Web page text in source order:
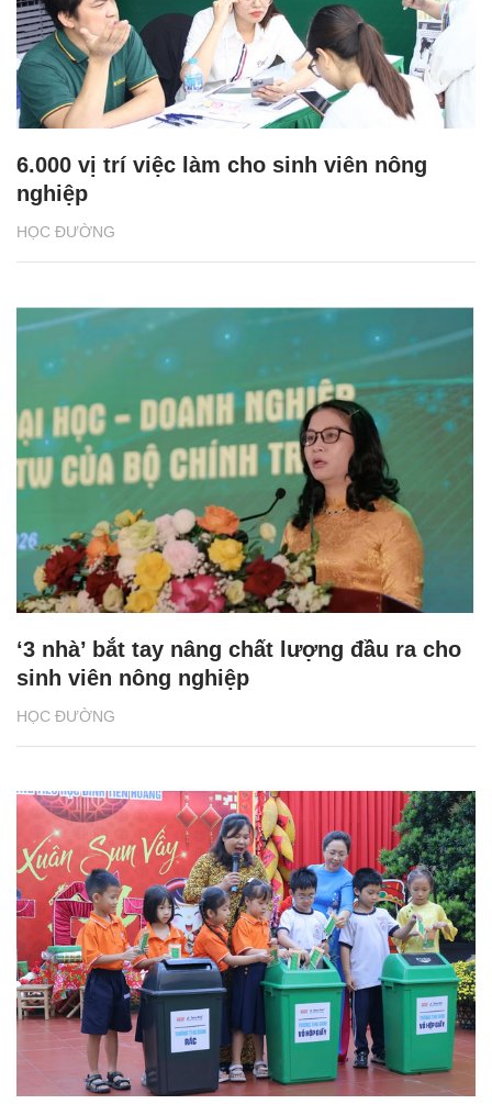
HỌC ĐƯỜNG
6.000 vị trí việc làm cho sinh viên nông
nghiệp
HỌC ĐƯỜNG
‘3 nhà’ bắt tay nâng chất lượng đầu ra cho
sinh viên nông nghiệp